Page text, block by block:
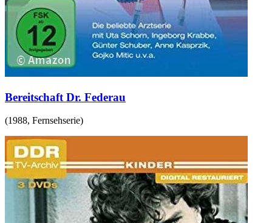
Bereitschaft Dr. Federau
(1988, Fernsehserie)